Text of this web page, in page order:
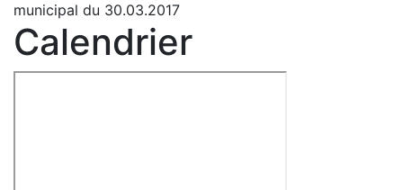
municipal du 30.03.2017
Calendrier